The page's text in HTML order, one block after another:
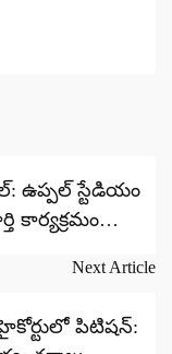
ఉప్పల్ స్టేడియం
కార్యక్రమం
Next Article
హైకోర్టులో పిటిషన్: